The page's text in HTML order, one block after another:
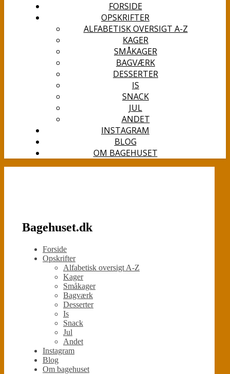
FORSIDE
OPSKRIFTER
ALFABETISK OVERSIGT A-Z
KAGER
SMÅKAGER
BAGVÆRK
DESSERTER
IS
SNACK
JUL
ANDET
INSTAGRAM
BLOG
OM BAGEHUSET
Bagehuset.dk
Forside
Opskrifter
Alfabetisk oversigt A-Z
Kager
Småkager
Bagværk
Desserter
Is
Snack
Jul
Andet
Instagram
Blog
Om bagehuset